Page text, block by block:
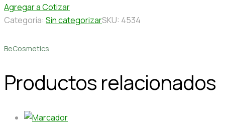
Agregar a Cotizar
Categoría: Sin categorizarSKU: 4534
BeCosmetics
Productos relacionados